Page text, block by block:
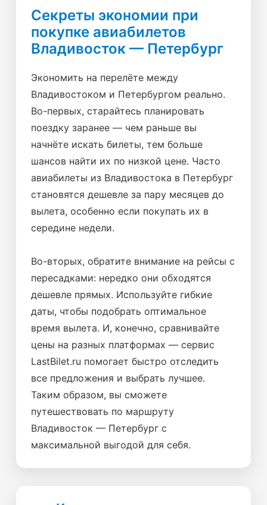
Секреты экономии при
покупке авиабилетов
Владивосток — Петербург
Экономить на перелёте между
Владивостоком и Петербургом реально.
Во-первых, старайтесь планировать
поездку заранее — чем раньше вы
начнёте искать билеты, тем больше
шансов найти их по низкой цене. Часто
авиабилеты из Владивостока в Петербург
становятся дешевле за пару месяцев до
вылета, особенно если покупать их в
середине недели.
Во-вторых, обратите внимание на рейсы с
пересадками: нередко они обходятся
дешевле прямых. Используйте гибкие
даты, чтобы подобрать оптимальное
время вылета. И, конечно, сравнивайте
цены на разных платформах — сервис
LastBilet.ru помогает быстро отследить
все предложения и выбрать лучшее.
Таким образом, вы сможете
путешествовать по маршруту
Владивосток — Петербург с
максимальной выгодой для себя.